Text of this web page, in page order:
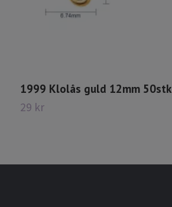
1999 Klolås guld 12mm 50stk
29 kr